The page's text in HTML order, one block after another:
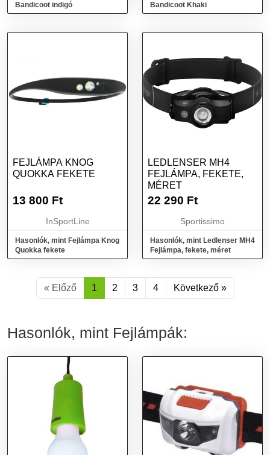
Bandicoot indigó
Bandicoot Khaki
FEJLÁMPA KNOG
QUOKKA FEKETE
13 800 Ft
InSportLine
Hasonlók, mint Fejlámpa Knog
Quokka fekete
LEDLENSER MH4
FEJLÁMPA, FEKETE,
MÉRET
22 290 Ft
Sportissimo
Hasonlók, mint Ledlenser MH4
Fejlámpa, fekete, méret
« Előző 1 2 3 4 Következő »
Hasonlók, mint Fejlámpák: